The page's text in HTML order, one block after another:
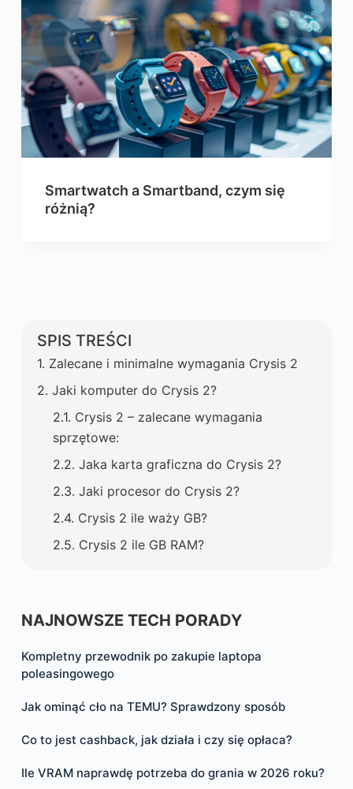
Smartwatch a Smartband, czym się
różnią?
SPIS TREŚCI
Zalecane i minimalne wymagania Crysis 2
Jaki komputer do Crysis 2?
Crysis 2 – zalecane wymagania
sprzętowe:
Jaka karta graficzna do Crysis 2?
Jaki procesor do Crysis 2?
Crysis 2 ile waży GB?
Crysis 2 ile GB RAM?
NAJNOWSZE TECH PORADY
Kompletny przewodnik po zakupie laptopa
poleasingowego
Jak ominąć cło na TEMU? Sprawdzony sposób
Co to jest cashback, jak działa i czy się opłaca?
Ile VRAM naprawdę potrzeba do grania w 2026 roku?